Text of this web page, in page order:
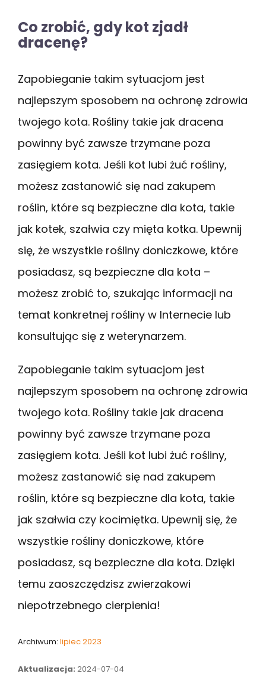
Co zrobić, gdy kot zjadł
dracenę?
Zapobieganie takim sytuacjom jest
najlepszym sposobem na ochronę zdrowia
twojego kota. Rośliny takie jak dracena
powinny być zawsze trzymane poza
zasięgiem kota. Jeśli kot lubi żuć rośliny,
możesz zastanowić się nad zakupem
roślin, które są bezpieczne dla kota, takie
jak kotek, szałwia czy mięta kotka. Upewnij
się, że wszystkie rośliny doniczkowe, które
posiadasz, są bezpieczne dla kota –
możesz zrobić to, szukając informacji na
temat konkretnej rośliny w Internecie lub
konsultując się z weterynarzem.
Zapobieganie takim sytuacjom jest
najlepszym sposobem na ochronę zdrowia
twojego kota. Rośliny takie jak dracena
powinny być zawsze trzymane poza
zasięgiem kota. Jeśli kot lubi żuć rośliny,
możesz zastanowić się nad zakupem
roślin, które są bezpieczne dla kota, takie
jak szałwia czy kocimiętka. Upewnij się, że
wszystkie rośliny doniczkowe, które
posiadasz, są bezpieczne dla kota. Dzięki
temu zaoszczędzisz zwierzakowi
niepotrzebnego cierpienia!
Archiwum: lipiec 2023
Aktualizacja: 2024-07-04